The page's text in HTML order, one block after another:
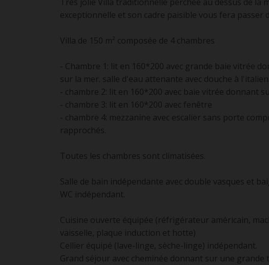
exceptionnelle et son cadre paisible vous fera passer
Villa de 150 m² composée de 4 chambres
- Chambre 1: lit en 160*200 avec grande baie vitrée
sur la mer. salle d'eau attenante avec douche à
- chambre 2: lit en 160*200 avec baie vitrée donnant
- chambre 3: lit en 160*200 avec fenêtre
- chambre 4: mezzanine avec escalier sans porte
rapprochés.
Toutes les chambres sont climatisées.
Salle de bain indépendante avec double vasques et
WC indépendant.
Cuisine ouverte équipée (réfrigérateur américain,
vaisselle, plaque induction et hotte)
Cellier équipé (lave-linge, sèche-linge) indépendant.
Grand séjour avec cheminée donnant sur une